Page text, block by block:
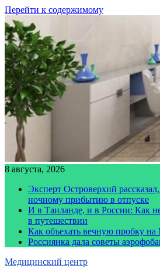
Перейти к содержимому
8 августа, 2026
Эксперт Островерхий
ночному прибытию в отпуске
И в Таиланде, и в России: Как
в путешествии
Как объехать вечную пробку
Россиянка дала советы
Медицинский центр